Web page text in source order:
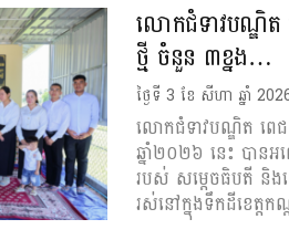
លោកជំទាវបណ្ឌិត
ថ្មី ចំនួន ៣ខ្នង…
ថ្ងៃទី 3 ខែ សីហា ឆ្នាំ
លោកជំទាវបណ្ឌិត ពេ
ឆ្នាំ២០២៦ នេះ បានអ
របស់ សម្តេចធិបតី និ
រស់នៅក្នុងទឹកដីខេត្ត